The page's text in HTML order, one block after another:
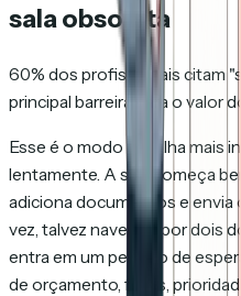
sala obsoleta
60% dos profissionais citam
principal barreira para o valor
Esse é o modo de falha mais
lentamente. A sala começa
adiciona documentos e envia
vez, talvez navegue por dois
entra em um período de
de orçamento, férias,